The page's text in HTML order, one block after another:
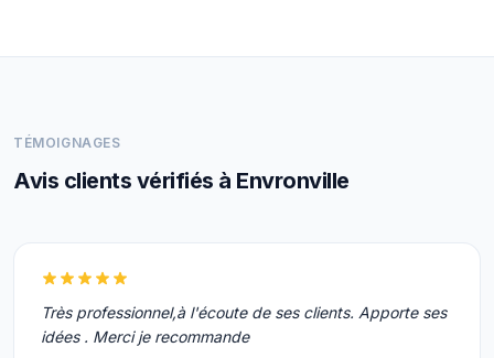
TÉMOIGNAGES
Avis clients vérifiés à Envronville
Très professionnel,à l'écoute de ses clients. Apporte ses
idées . Merci je recommande